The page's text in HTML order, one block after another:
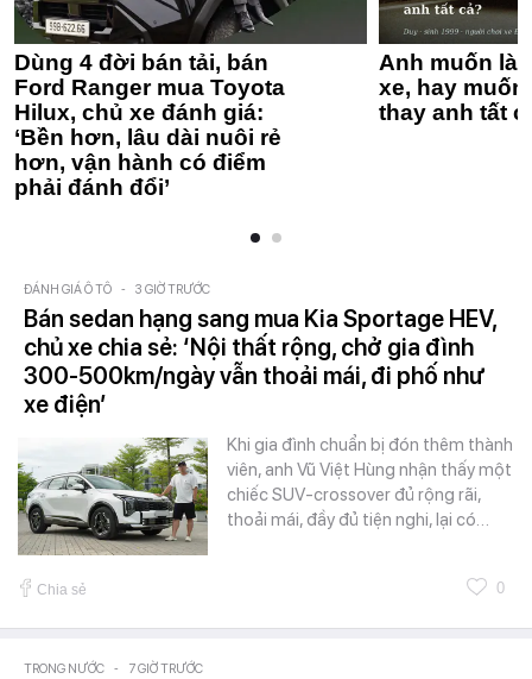
Dùng 4 đời bán tải, bán
Ford Ranger mua Toyota
Hilux, chủ xe đánh giá:
‘Bền hơn, lâu dài nuôi rẻ
hơn, vận hành có điểm
phải đánh đổi’
Anh muốn
xe, hay
thay anh tất
ĐÁNH GIÁ Ô TÔ - 3 GIỜ TRƯỚC
Bán sedan hạng sang mua Kia Sportage HEV,
chủ xe chia sẻ: ‘Nội thất rộng, chở gia đình
300-500km/ngày vẫn thoải mái, đi phố như
xe điện’
Khi gia đình chuẩn bị đón thêm thành
viên, anh Vũ Việt Hùng nhận thấy một
chiếc SUV-crossover đủ rộng rãi,
thoải mái, đầy đủ tiện nghi, lại có…
Chia sẻ 0
TRONG NƯỚC - 7 GIỜ TRƯỚC